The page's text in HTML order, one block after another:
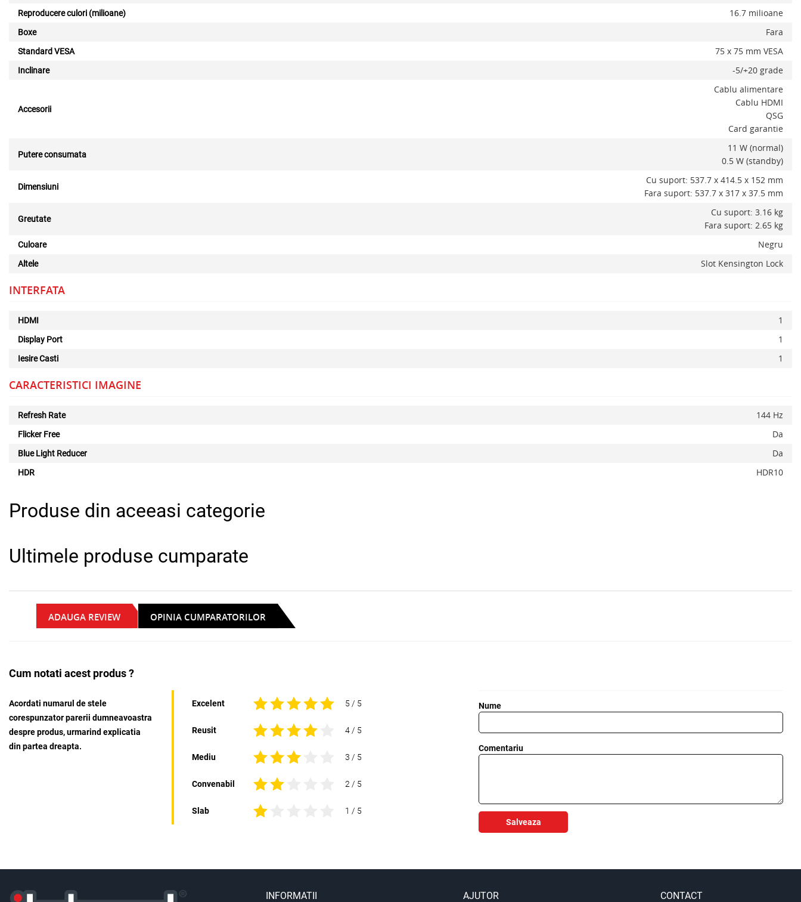
Reproducere culori (milioane) 16.7 milioane
Boxe Fara
Standard VESA 75 x 75 mm VESA
Inclinare -5/+20 grade
Accesorii
Cablu alimentare
Cablu HDMI
QSG
Card garantie
Putere consumata
11 W (normal)
0.5 W (standby)
Dimensiuni
Cu suport: 537.7 x 414.5 x 152 mm
Fara suport: 537.7 x 317 x 37.5 mm
Greutate
Cu suport: 3.16 kg
Fara suport: 2.65 kg
Culoare Negru
Altele Slot Kensington Lock
INTERFATA
HDMI 1
Display Port 1
Iesire Casti 1
CARACTERISTICI IMAGINE
Refresh Rate 144 Hz
Flicker Free Da
Blue Light Reducer Da
HDR HDR10
Produse din aceeasi categorie
Ultimele produse cumparate
ADAUGA REVIEW OPINIA CUMPARATORILOR
Cum notati acest produs ?
Acordati numarul de stele
corespunzator parerii dumneavoastra
despre produs, urmarind explicatia
din partea dreapta.
Excelent 5 / 5
Reusit 4 / 5
Mediu 3 / 5
Convenabil 2 / 5
Slab 1 / 5
Nume
Comentariu
Salveaza
INFORMATII AJUTOR CONTACT